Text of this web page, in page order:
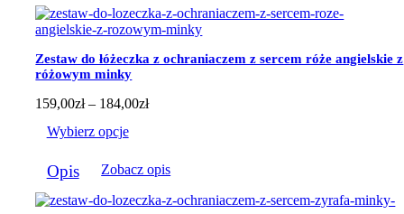
Zestaw do łóżeczka z ochraniaczem z sercem róże angielskie z
różowym minky
159,00zł – 184,00złZakres
do
Wybierz opcje
produkt
ma
wiele
Opis Zobacz opis